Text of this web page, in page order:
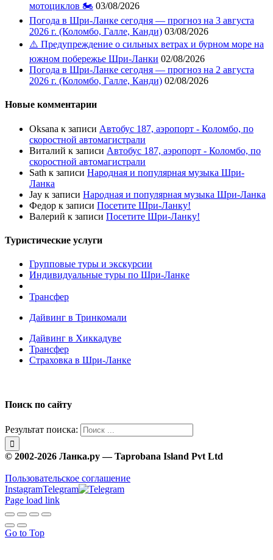
мотоциклов 🏍️ 03/08/2026
Погода в Шри-Ланке сегодня — прогноз на 3 августа
2026 г. (Коломбо, Галле, Канди) 03/08/2026
⚠️ Предупреждение о сильных ветрах и бурном море на
южном побережье Шри-Ланки 02/08/2026
Погода в Шри-Ланке сегодня — прогноз на 2 августа
2026 г. (Коломбо, Галле, Канди) 02/08/2026
Новые комментарии
Oksana к записи Автобус 187, аэропорт - Коломбо, по
скоростной автомагистрали
Виталий к записи Автобус 187, аэропорт - Коломбо, по
скоростной автомагистрали
Sath к записи Народная и популярная музыка Шри-
Ланка
Jay к записи Народная и популярная музыка Шри-Ланка
Федор к записи Посетите Шри-Ланку!
Валерий к записи Посетите Шри-Ланку!
Туристические услуги
Групповые туры и экскурсии
Индивидуальные туры по Шри-Ланке
Трансфер
Дайвинг в Тринкомали
Дайвинг в Хиккадуве
Трансфер
Страховка в Шри-Ланке
Поиск по сайту
Результат поиска:
© 2002-2026 Ланка.ру — Taprobana Island Pvt Ltd
Пользовательское соглашение
InstagramTelegram
Page load link
Go to Top